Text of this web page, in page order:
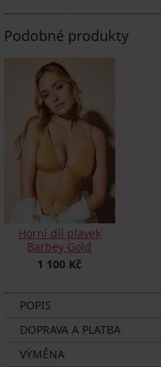
Podobné produkty
Horní díl plavek
Barbey Gold
1 100 Kč
POPIS
DOPRAVA A PLATBA
VÝMĚNA